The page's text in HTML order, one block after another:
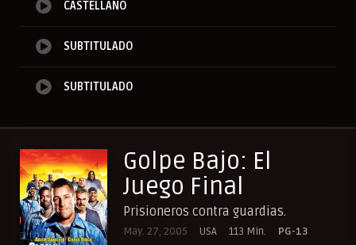
CASTELLANO
SUBTITULADO
SUBTITULADO
Golpe Bajo: El
Juego Final
Prisioneros contra guardias.
May. 27, 2005 USA 113 Min.
PG-13